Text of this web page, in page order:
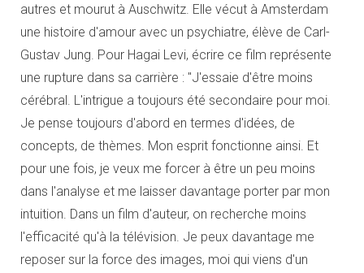
autres et mourut à Auschwitz. Elle vécut à Amsterdam
une histoire d'amour avec un psychiatre, élève de Carl-
Gustav Jung. Pour Hagai Levi, écrire ce film représente
une rupture dans sa carrière : "J'essaie d'être moins
cérébral. L'intrigue a toujours été secondaire pour moi.
Je pense toujours d'abord en termes d'idées, de
concepts, de thèmes. Mon esprit fonctionne ainsi. Et
pour une fois, je veux me forcer à être un peu moins
dans l'analyse et me laisser davantage porter par mon
intuition. Dans un film d'auteur, on recherche moins
l'efficacité qu'à la télévision. Je peux davantage me
reposer sur la force des images, moi qui viens d'un